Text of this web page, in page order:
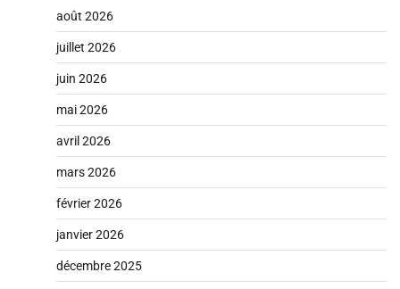
août 2026
juillet 2026
juin 2026
mai 2026
avril 2026
mars 2026
février 2026
janvier 2026
décembre 2025